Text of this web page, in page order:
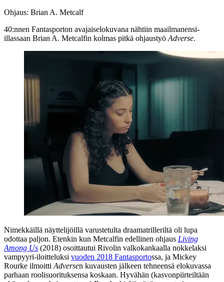
Ohjaus: Brian A. Metcalf
40:nnen Fantasporton avajaiselokuvana nähtiin maailmanensi-
illassaan Brian A. Metcalfin kolmas pitkä ohjaustyö Adverse.
Nimekkäillä näyttelijöillä varustetulta draamatrilleriltä oli lupa
odottaa paljon. Etenkin kun Metcalfin edellinen ohjaus Living
Among Us (2018) osoittautui Rivolin valkokankaalla nokkelaksi
vampyyri-iloitteluksi vuoden 2018 Fantasportossa, ja Mickey
Rourke ilmoitti Adversen kuvausten jälkeen tehneensä elokuvassa
parhaan roolisuorituksensa koskaan. Hyvähän (kasvonpiirteiltään